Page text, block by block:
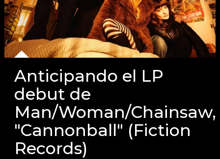
Anticipando el LP
debut de
Man/Woman/Chainsaw,
"Cannonball" (Fiction
Records)